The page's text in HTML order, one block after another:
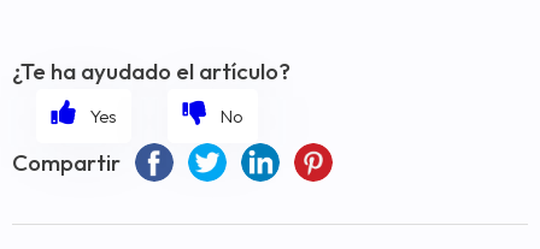
¿Te ha ayudado el artículo?
Compartir